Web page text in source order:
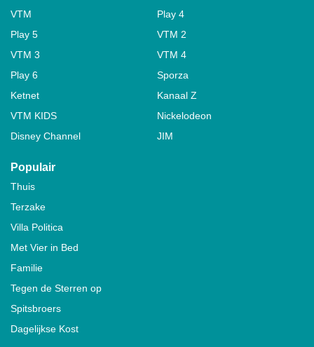
VTM
Play 4
Play 5
VTM 2
VTM 3
VTM 4
Play 6
Sporza
Ketnet
Kanaal Z
VTM KIDS
Nickelodeon
Disney Channel
JIM
Populair
Thuis
Terzake
Villa Politica
Met Vier in Bed
Familie
Tegen de Sterren op
Spitsbroers
Dagelijkse Kost